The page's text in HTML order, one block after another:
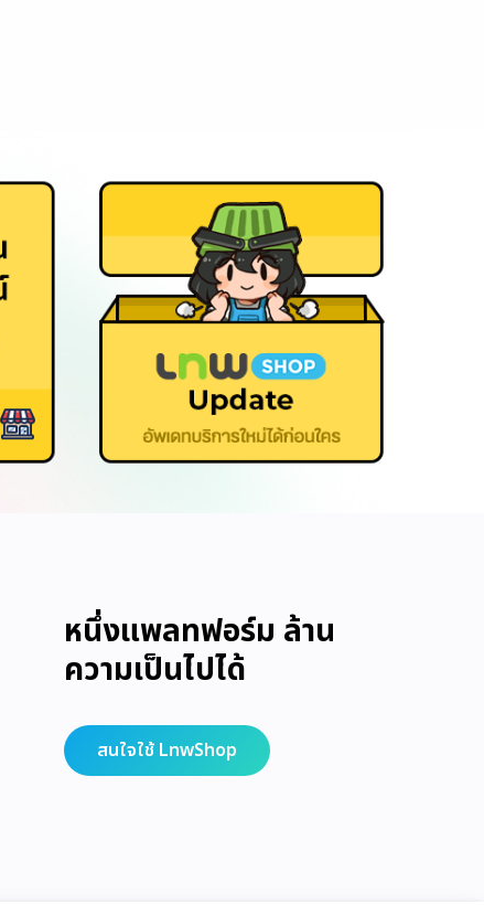
หนึ่งแพลทฟอร์ม ล้าน
ความเป็นไปได้
สนใจใช้ LnwShop